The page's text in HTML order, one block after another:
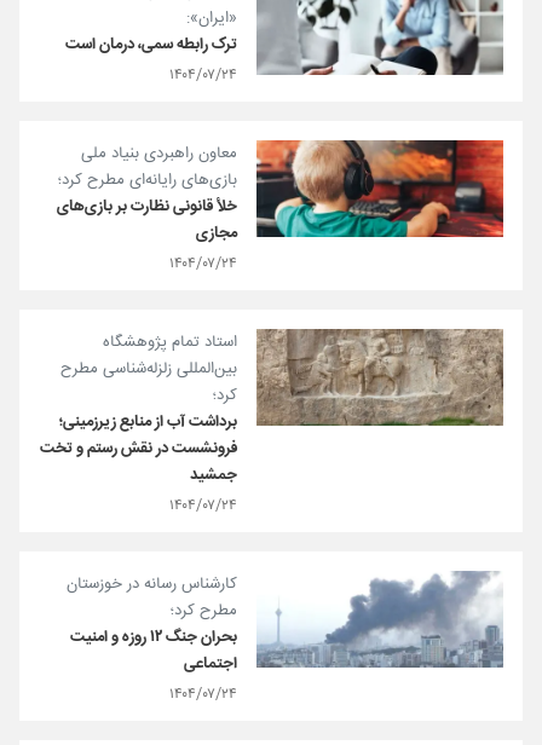
«ایران»:
ترک رابطه سمی، درمان است
۱۴۰۴/۰۷/۲۴
معاون راهبردی بنیاد ملی
بازی‌های رایانه‌ای مطرح کرد؛
خلأ قانونی نظارت بر بازی‌های
مجازی
۱۴۰۴/۰۷/۲۴
استاد تمام پژوهشگاه
بین‌المللی زلزله‌شناسی مطرح
کرد؛
برداشت آب از منابع زیرزمینی؛
فرونشست‌ در نقش رستم و تخت
جمشید
۱۴۰۴/۰۷/۲۴
کارشناس رسانه در خوزستان
مطرح کرد؛
بحران جنگ ۱۲ روزه و امنیت
اجتماعی
۱۴۰۴/۰۷/۲۴